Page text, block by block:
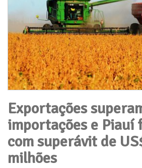
Exportações
importações e Piauí
com superávit de
milhões